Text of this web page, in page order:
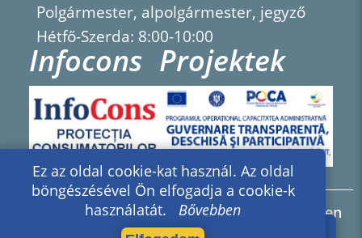
Polgármester, alpolgármester, jegyző
Hétfő-Szerda: 8:00-10:00
Infocons Projektek
2026 © RIA - repyx interactive arhive - Minden
jog fenntartva.
Ez az oldal cookie-kat használ. Az oldal
böngészésével Ön elfogadja a cookie-k
használatát.
Bővebben